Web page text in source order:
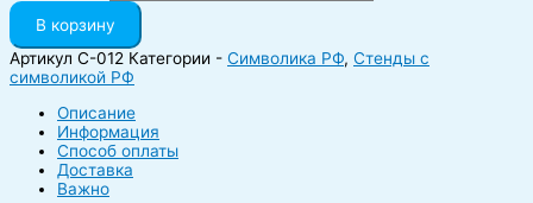
В корзину
Артикул С-012 Категории - Символика РФ, Стенды с
символикой РФ
Описание
Информация
Способ оплаты
Доставка
Важно